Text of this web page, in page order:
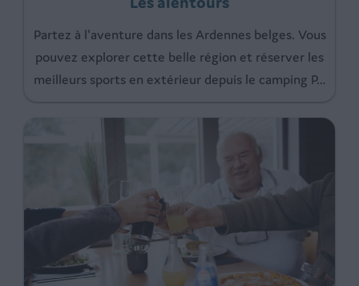
Partez à l'aventure dans les Ardennes belges. Vous
pouvez explorer cette belle région et réserver les
meilleurs sports en extérieur depuis le camping P…